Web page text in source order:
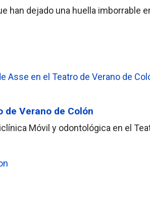
han dejado una huella imborrable
Verano de Colón
Móvil y odontológica en el